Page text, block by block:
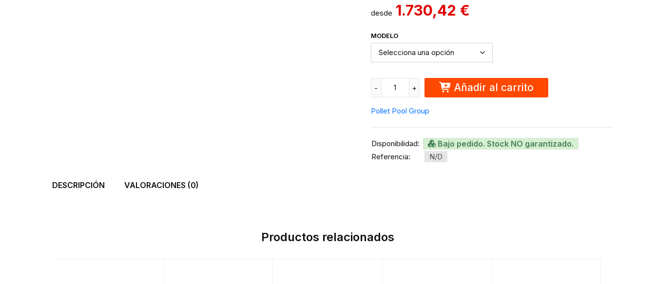
desde 1.730,42 €
MODELO
Añadir al carrito
Pollet Pool Group
Disponibilidad: Bajo pedido. Stock NO garantizado.
Referencia: N/D
DESCRIPCIÓN VALORACIONES (0)
Productos relacionados